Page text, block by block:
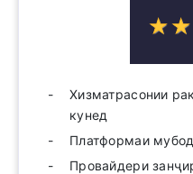
☆☆
★★
Хизматрасонии
кунед
Платформаи
Провайдери